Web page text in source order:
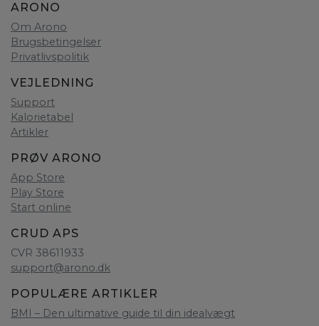
ARONO
Om Arono
Brugsbetingelser
Privatlivspolitik
VEJLEDNING
Support
Kalorietabel
Artikler
PRØV ARONO
App Store
Play Store
Start online
CRUD APS
CVR 38611933
support@arono.dk
POPULÆRE ARTIKLER
BMI – Den ultimative guide til din idealvægt